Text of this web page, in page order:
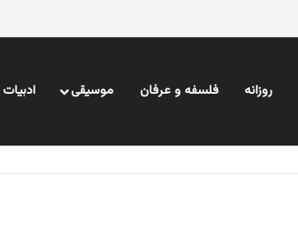
روزانه فلسفه و عرفان موسیقی ادبیات